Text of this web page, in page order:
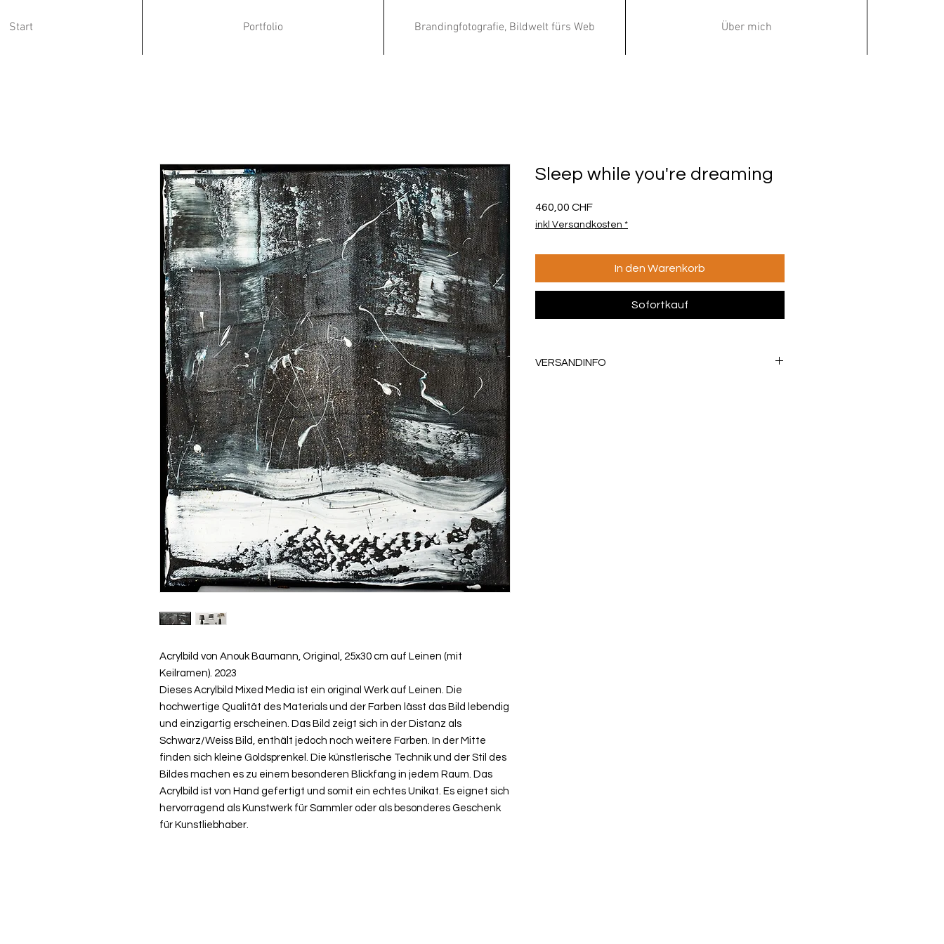
Start Portfolio Brandingfotografie, Bildwelt fürs Web Über mich
Acrylbild von Anouk Baumann, Original, 25x30 cm auf Leinen (mit
Keilramen). 2023
Dieses Acrylbild Mixed Media ist ein original Werk auf Leinen. Die
hochwertige Qualität des Materials und der Farben lässt das Bild lebendig
und einzigartig erscheinen. Das Bild zeigt sich in der Distanz als
Schwarz/Weiss Bild, enthält jedoch noch weitere Farben. In der Mitte
finden sich kleine Goldsprenkel. Die künstlerische Technik und der Stil des
Bildes machen es zu einem besonderen Blickfang in jedem Raum. Das
Acrylbild ist von Hand gefertigt und somit ein echtes Unikat. Es eignet sich
hervorragend als Kunstwerk für Sammler oder als besonderes Geschenk
für Kunstliebhaber.
Sleep while you're dreaming
460,00 CHFPreis
inkl Versandkosten *
In den Warenkorb
Sofortkauf
VERSANDINFO